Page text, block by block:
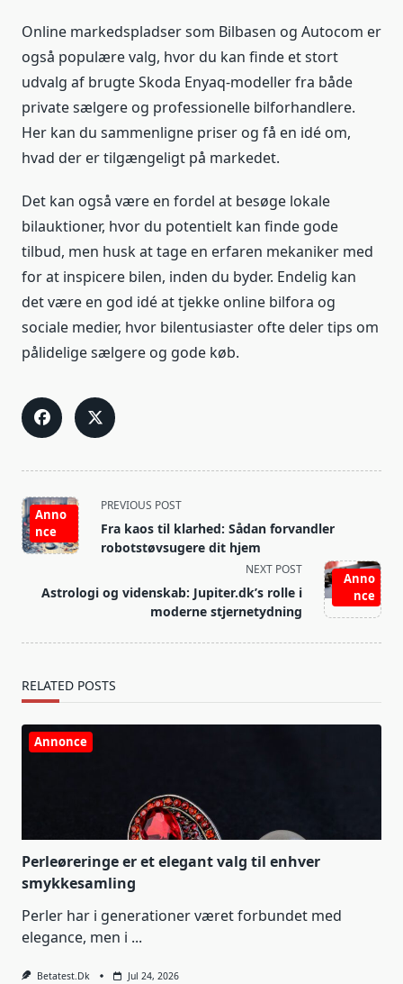
Online markedspladser som Bilbasen og Autocom er
også populære valg, hvor du kan finde et stort
udvalg af brugte Skoda Enyaq-modeller fra både
private sælgere og professionelle bilforhandlere.
Her kan du sammenligne priser og få en idé om,
hvad der er tilgængeligt på markedet.
Det kan også være en fordel at besøge lokale
bilauktioner, hvor du potentielt kan finde gode
tilbud, men husk at tage en erfaren mekaniker med
for at inspicere bilen, inden du byder. Endelig kan
det være en god idé at tjekke online bilfora og
sociale medier, hvor bilentusiaster ofte deler tips om
pålidelige sælgere og gode køb.
<span
class="nav-
subtitle
reader-
Anno
nce
PREVIOUS POST
Fra kaos til klarhed: Sådan forvandler
robotstøvsugere dit hjem
Anno
nce
NEXT POST
Astrologi og videnskab: Jupiter.dk’s rolle i
moderne stjernetydning
RELATED POSTS
Annonce
Perleøreringe er et elegant valg til enhver
smykkesamling
Perler har i generationer været forbundet med
elegance, men i ...
Betatest.dk Jul 24, 2026